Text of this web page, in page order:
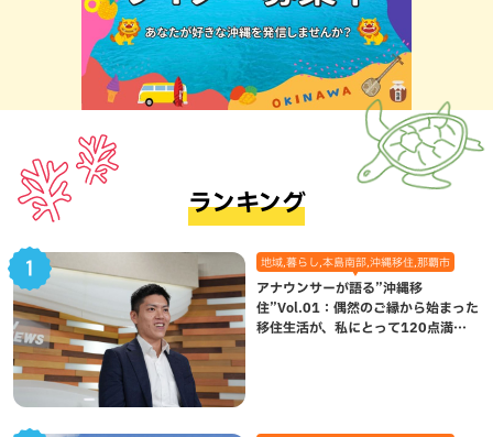
ランキング
地域,暮らし,本島南部,沖縄移住,那覇市
アナウンサーが語る”沖縄移
住”Vol.01：偶然のご縁から始まった
移住生活が、私にとって120点満点